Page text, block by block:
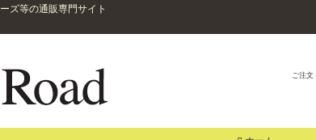
ズ等の通販専門サイト
ご注文